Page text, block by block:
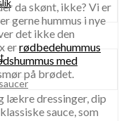
da skønt, ikke? Vi er
gerne hummus i nye
det ikke den
errødbedehummus
med
på brødet.
lækre dressinger, dip
sauce, som